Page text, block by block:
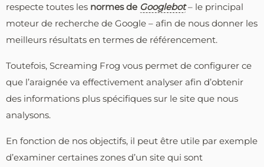
respecte toutes les normes de Googlebot– le principal
moteur de recherche de Google – afin de nous donner les
meilleurs résultats en termes de référencement.
Toutefois, Screaming Frog vous permet de configurer ce
que l’araignée va effectivement analyser afin d’obtenir
des informations plus spécifiques sur le site que nous
analysons.
En fonction de nos objectifs, il peut être utile par exemple
d’examiner certaines zones d’un site qui sont